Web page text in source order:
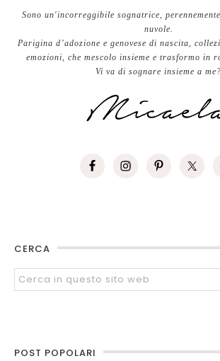
Sono un'incorreggibile sognatrice,
nuvole.
Parigina d’adozione e genovese di nascita,
emozioni, che mescolo insieme e trasformo in
Vi va di sognare insieme a me?
CERCA
POST POPOLARI